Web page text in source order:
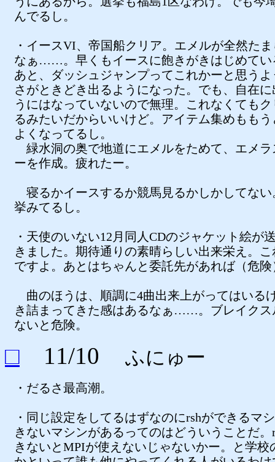
んでるし。
・イースVI、帝国船クリア。エメルが全然た
なぁ……。早くもイースに飽きがきはじめてい
あと、ダッシュジャンプってこれかーと思う
さがときどき出るようになった。でも、自在
うにはなっていないので無理。これなくても
るみたいだからいいけど。アイテム集めもも
よくなってるし。
緑水洞の奥で地道にエメルをためて、エメラ
ーを作成。疲れたー。
寝るかイースするか競馬見るかしかしてない
挙みてるし。
・天使のいない12月同人CDのジャケット絵が
きました。期待通りの素晴らしい出来栄え。
ですよ。あとはちゃんと委託先があれば（危険
曲のほうは、順調に4曲出来上がってはいる
き詰まってきた感はあるなぁ……。ブレイクス
ないと危険。
□ 11/10 ふにゅー
・だるさ最高潮。
・同じ設定をしてるはずなのにrshができるマ
きないマシンがあるってのはどういうことだ。
きないとMPIが使えないじゃないかー。と学校